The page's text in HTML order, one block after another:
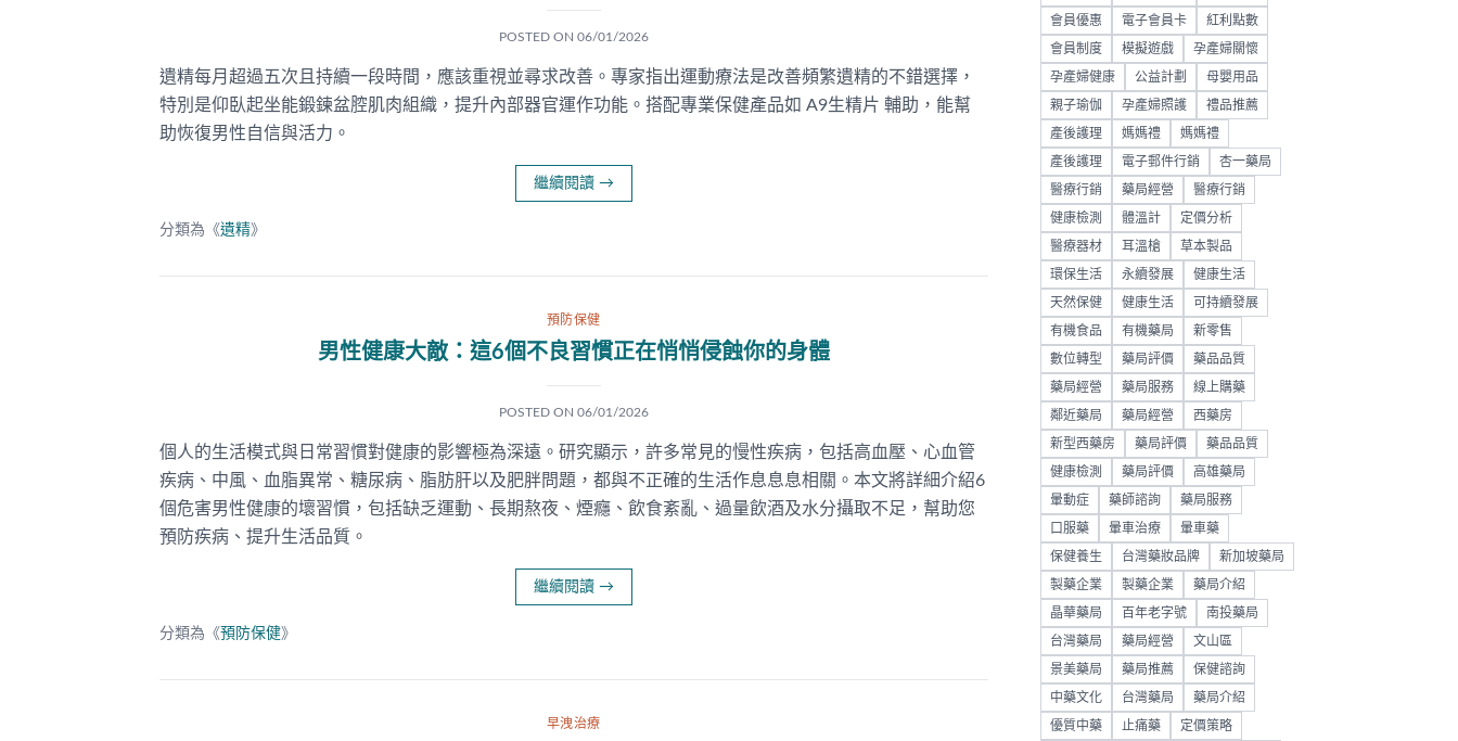
POSTED ON 06/01/2026
遺精每月超過五次且持續一段時間，應該重視並尋求改善。專家指出運動療法是改善頻繁遺精的不錯選擇，
特別是仰臥起坐能鍛鍊盆腔肌肉組織，提升內部器官運作功能。搭配專業保健產品如 A9生精片 輔助，能幫
助恢復男性自信與活力。
繼續閱讀 →
分類為《遺精》
預防保健
男性健康大敵：這6個不良習慣正在悄悄侵蝕你的身體
POSTED ON 06/01/2026
個人的生活模式與日常習慣對健康的影響極為深遠。研究顯示，許多常見的慢性疾病，包括高血壓、心血管
疾病、中風、血脂異常、糖尿病、脂肪肝以及肥胖問題，都與不正確的生活作息息息相關。本文將詳細介紹6
個危害男性健康的壞習慣，包括缺乏運動、長期熬夜、煙癮、飲食紊亂、過量飲酒及水分攝取不足，幫助您
預防疾病、提升生活品質。
繼續閱讀 →
分類為《預防保健》
早洩治療
會員優惠 電子會員卡 紅利點數
會員制度 模擬遊戲 孕產婦關懷
孕產婦健康 公益計劃 母嬰用品
親子瑜伽 孕產婦照護 禮品推薦
產後護理 媽媽禮 媽媽禮
產後護理 電子郵件行銷 杏一藥局
醫療行銷 藥局經營 醫療行銷
健康檢測 體溫計 定價分析
醫療器材 耳溫槍 草本製品
環保生活 永續發展 健康生活
天然保健 健康生活 可持續發展
有機食品 有機藥局 新零售
數位轉型 藥局評價 藥品品質
藥局經營 藥局服務 線上購藥
鄰近藥局 藥局經營 西藥房
新型西藥房 藥局評價 藥品品質
健康檢測 藥局評價 高雄藥局
暈動症 藥師諮詢 藥局服務
口服藥 暈車治療 暈車藥
保健養生 台灣藥妝品牌 新加坡藥局
製藥企業 製藥企業 藥局介紹
晶華藥局 百年老字號 南投藥局
台灣藥局 藥局經營 文山區
景美藥局 藥局推薦 保健諮詢
中藥文化 台灣藥局 藥局介紹
優質中藥 止痛藥 定價策略